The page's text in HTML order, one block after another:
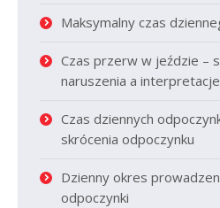
Maksymalny czas
Czas przerw w jeździe –
naruszenia a
Czas dziennych
skrócenia odpoczynku
Dzienny okres
odpoczynki